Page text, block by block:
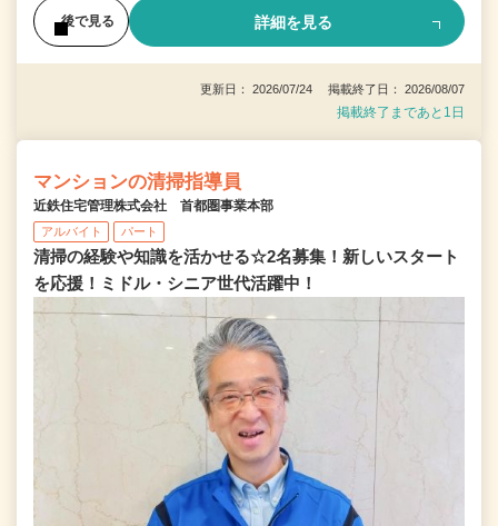
後で見る 詳細を見る
更新日： 2026/07/24 掲載終了日： 2026/08/07
掲載終了まであと1日
マンションの清掃指導員
近鉄住宅管理株式会社 首都圏事業本部
アルバイト パート
清掃の経験や知識を活かせる☆2名募集！新しいスタート
を応援！ミドル・シニア世代活躍中！